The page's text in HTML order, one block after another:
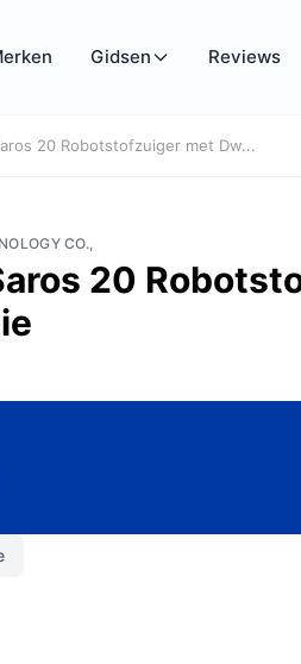
Gidsen Reviews
20 Robotstofzuiger met Dw...
CO.,
20